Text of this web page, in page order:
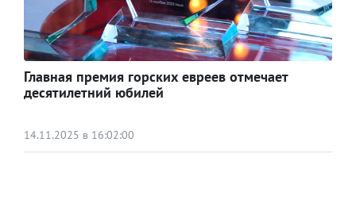
Главная премия горских евреев отмечает
десятилетний юбилей
14.11.2025 в 16:02:00